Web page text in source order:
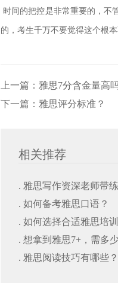
时间的把控是非常重要的，不
的，考生千万不要觉得这个根
上一篇： 雅思7分含金量高
下一篇： 雅思评分标准？
相关推荐
. 雅思写作资深老师带
. 如何备考雅思口语？
. 如何选择合适雅思培
. 想拿到雅思7+，需多
. 雅思阅读技巧有哪些？